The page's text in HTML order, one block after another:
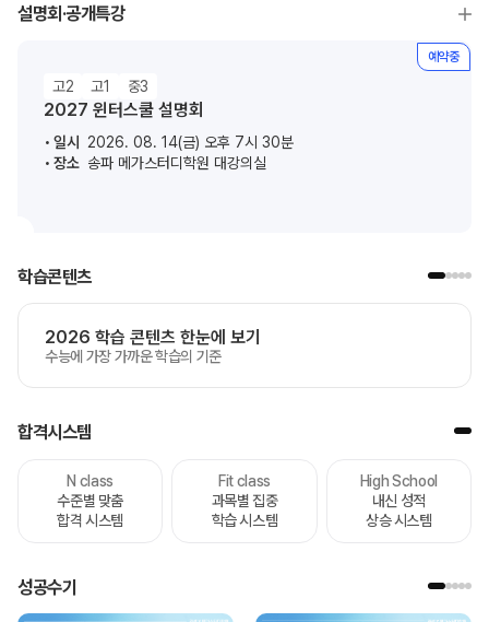
설명회·공개특강
고2 고1 중3
2027 윈터스쿨 설명회
일시 2026. 08. 14(금) 오후 7시 30분
장소 송파 메가스터디학원 대강의실
예약중
학습콘텐츠
2026 학습 콘텐츠 한눈에 보기
수능에 가장 가까운 학습의 기준
합격시스템
N class
수준별 맞춤
합격 시스템
Fit class
과목별 집중
학습 시스템
High School
내신 성적
상승 시스템
성공수기